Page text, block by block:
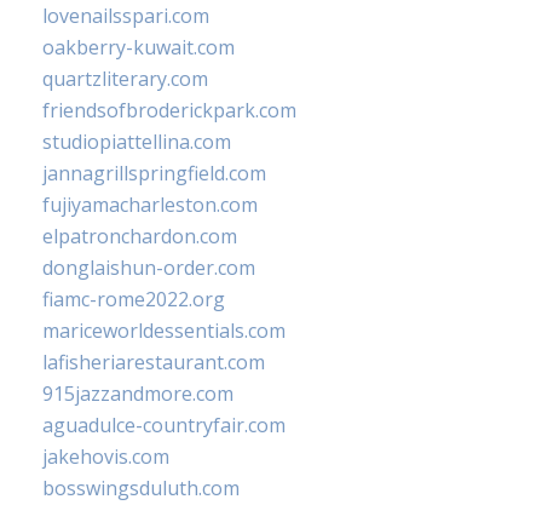
lovenailsspari.com
oakberry-kuwait.com
quartzliterary.com
friendsofbroderickpark.com
studiopiattellina.com
jannagrillspringfield.com
fujiyamacharleston.com
elpatronchardon.com
donglaishun-order.com
fiamc-rome2022.org
mariceworldessentials.com
lafisheriarestaurant.com
915jazzandmore.com
aguadulce-countryfair.com
jakehovis.com
bosswingsduluth.com